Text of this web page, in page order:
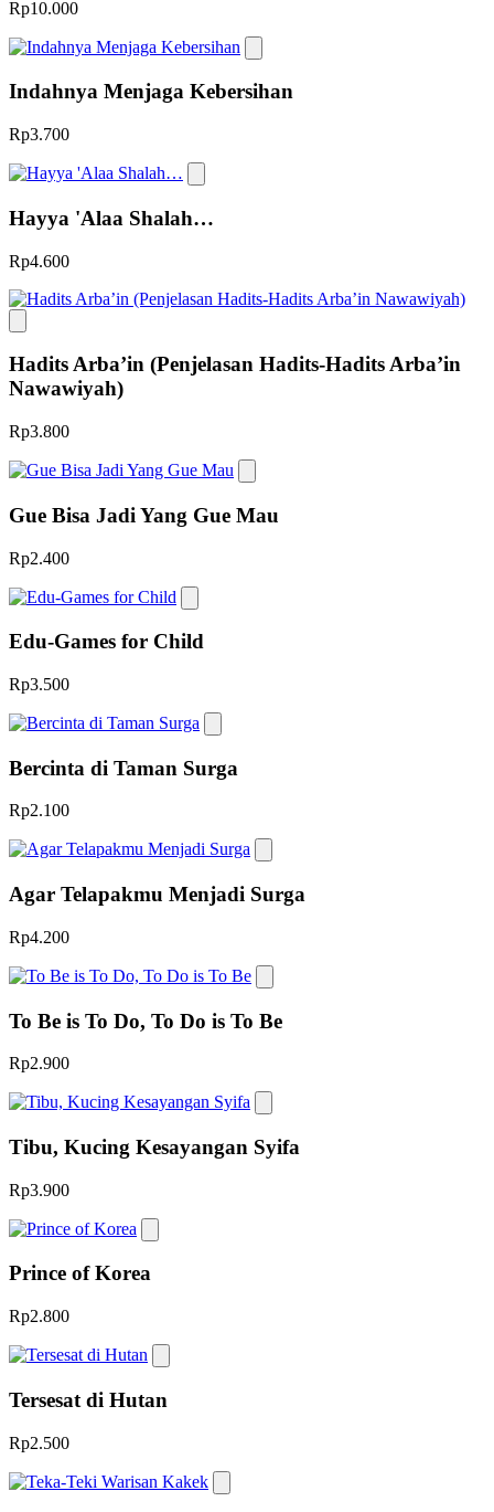
Rp10.000
Indahnya Menjaga Kebersihan
Rp3.700
Hayya 'Alaa Shalah…
Rp4.600
Hadits Arba’in (Penjelasan Hadits-Hadits Arba’in
Nawawiyah)
Rp3.800
Gue Bisa Jadi Yang Gue Mau
Rp2.400
Edu-Games for Child
Rp3.500
Bercinta di Taman Surga
Rp2.100
Agar Telapakmu Menjadi Surga
Rp4.200
To Be is To Do, To Do is To Be
Rp2.900
Tibu, Kucing Kesayangan Syifa
Rp3.900
Prince of Korea
Rp2.800
Tersesat di Hutan
Rp2.500